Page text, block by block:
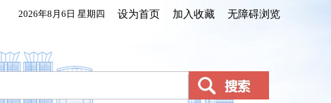
2026年8月6日 星期四 设为首页 加入收藏 无障碍浏览